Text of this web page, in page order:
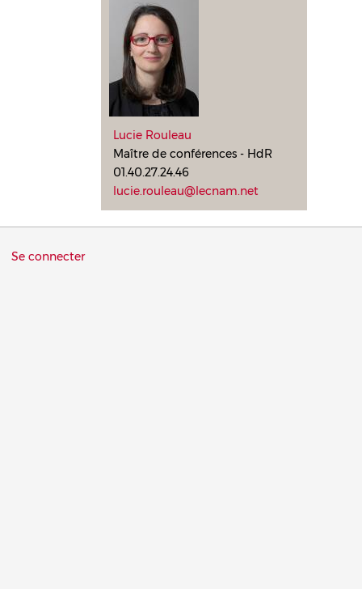
Lucie Rouleau
Maître de conférences - HdR
01.40.27.24.46
lucie.rouleau@lecnam.net
Menu
Se connecter